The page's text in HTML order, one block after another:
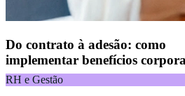
Do contrato à adesão: como
implementar benefícios
RH e Gestão